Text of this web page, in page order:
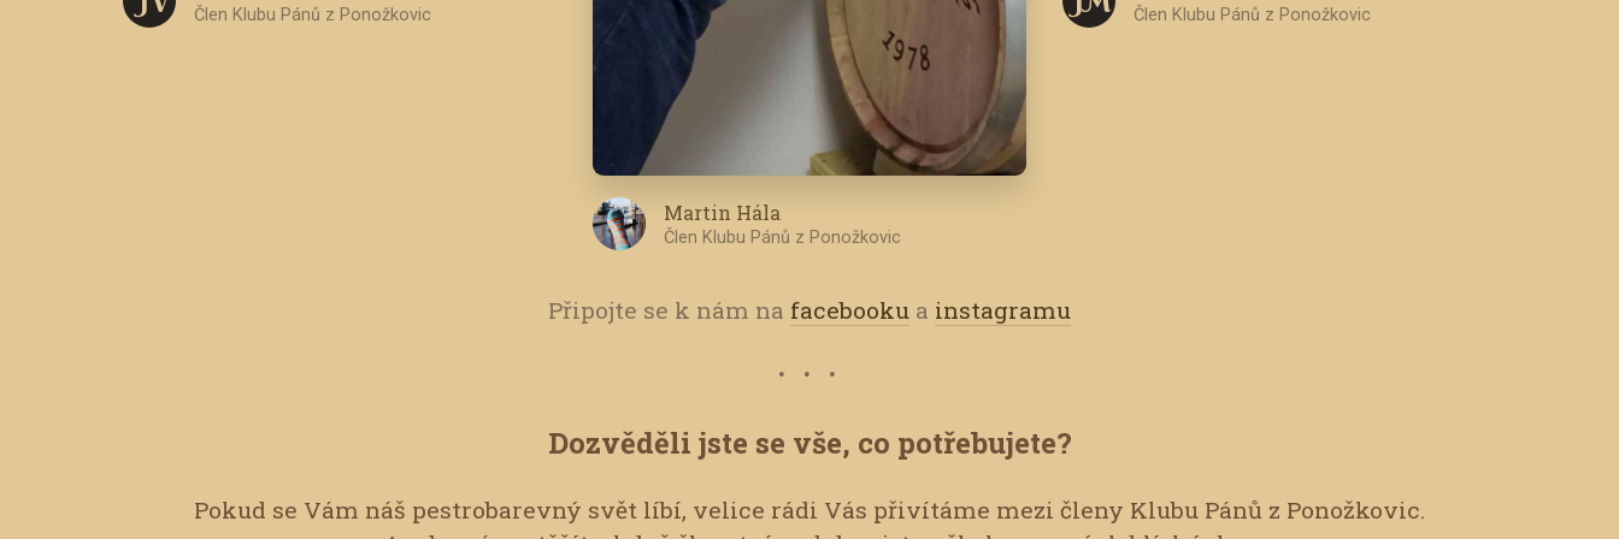
Člen Klubu Pánů z Ponožkovic
Martin Hála
Člen Klubu Pánů z Ponožkovic
Člen Klubu Pánů z Ponožkovic
Připojte se k nám na facebooku a instagramu
Dozvěděli jste se vše, co potřebujete?
Pokud se Vám náš pestrobarevný svět líbí, velice rádi Vás přivítáme mezi členy Klubu Pánů z Ponožkovic.